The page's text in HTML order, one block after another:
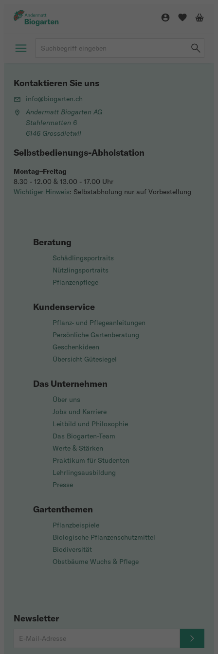
Beratung
Schädlingsportraits
Nützlingsportraits
Pflanzenpflege
Kundenservice
Pflanz- und Pflegeanleitungen
Persönliche Gartenberatung
Geschenkideen
Übersicht Gütesiegel
Das Unternehmen
Über uns
Jobs und Karriere
Leitbild und Philosophie
Das Biogarten-Team
Werte & Stärken
Praktikum für Studenten
Lehrlingsausbildung
Presse
Gartenthemen
Pflanzbeispiele
Biologische Pflanzenschutzmittel
Biodiversität
Obstbäume Wuchs & Pflege
Newsletter
Kontaktieren Sie uns
info@biogarten.ch
Andermatt Biogarten AG
Stahlermatten 6
6146 Grossdietwil
Selbstbedienungs-Abholstation
Montag–Freitag
8.30 - 12.00 & 13.00 - 17.00 Uhr
Wichtiger Hinweis: Selbstabholung nur auf Vorbestellung